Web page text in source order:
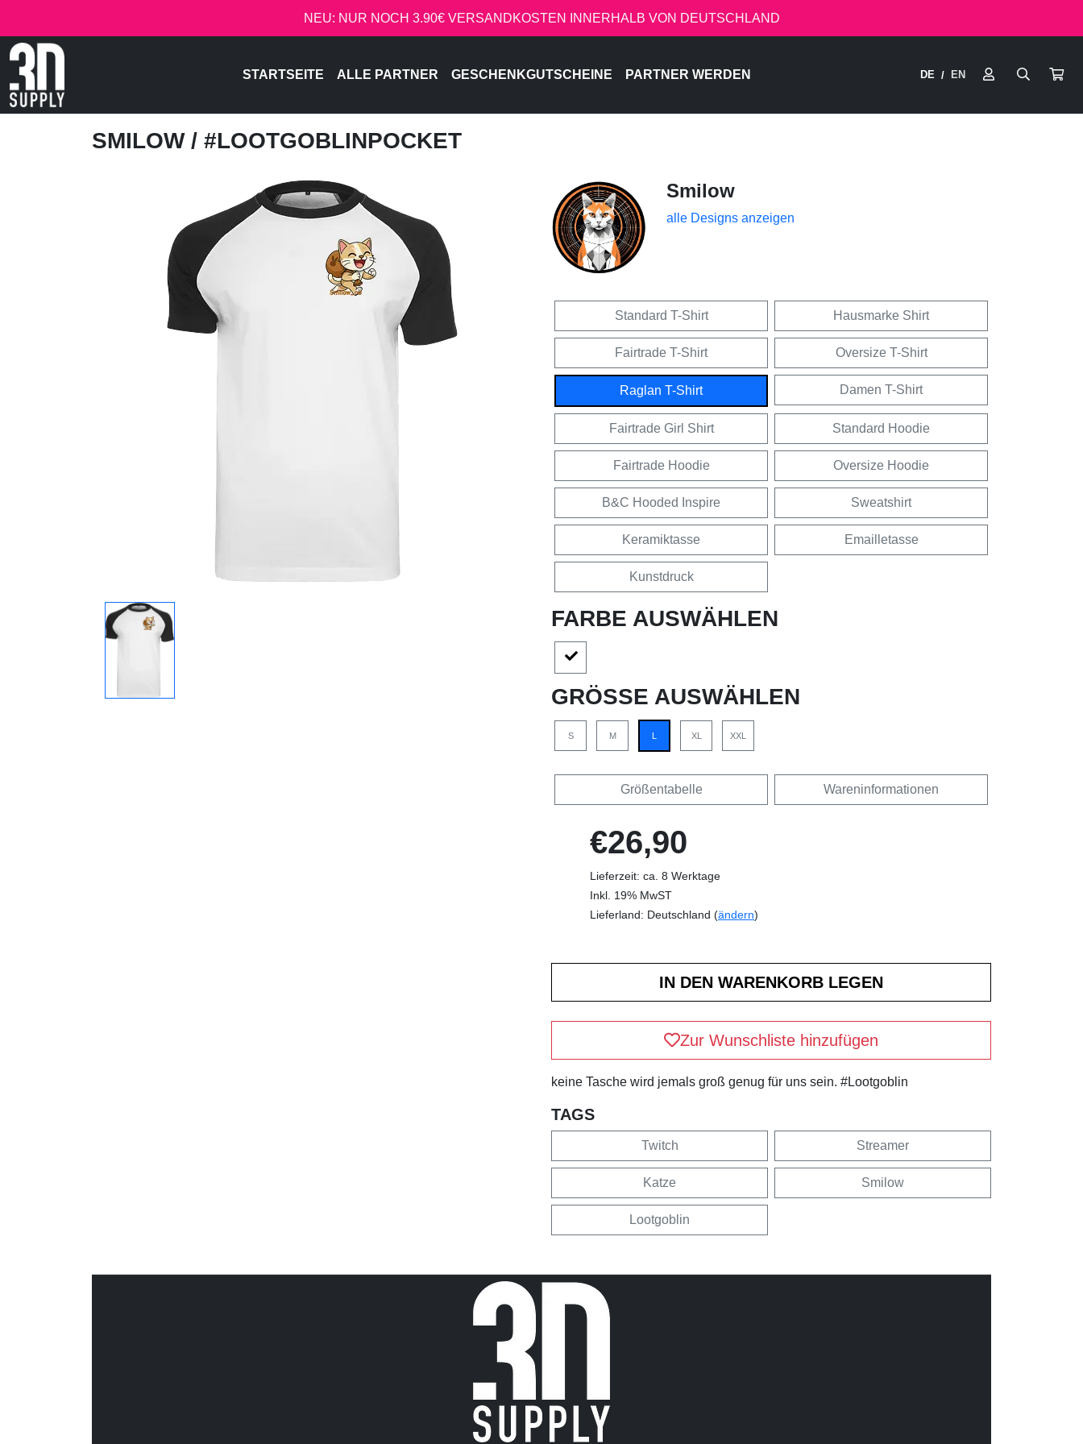
NEU: NUR NOCH 3.90€ VERSANDKOSTEN INNERHALB VON DEUTSCHLAND
STARTSEITE ALLE PARTNER GESCHENKGUTSCHEINE PARTNER WERDEN DE / EN
SMILOW / #LOOTGOBLINPOCKET
Smilow
alle Designs anzeigen
Standard T-Shirt Hausmarke Shirt
Fairtrade T-Shirt Oversize T-Shirt
Raglan T-Shirt Damen T-Shirt
Fairtrade Girl Shirt Standard Hoodie
Fairtrade Hoodie Oversize Hoodie
B&C Hooded Inspire Sweatshirt
Keramiktasse Emailletasse
Kunstdruck
FARBE AUSWÄHLEN
GRÖSSE AUSWÄHLEN
S M XL XXL
Größentabelle Wareninformationen
€26,90
Lieferzeit: ca. 8 Werktage
Inkl. 19% MwST
Lieferland: Deutschland (ändern)
Zur Wunschliste hinzufügen
keine Tasche wird jemals groß genug für uns sein. #Lootgoblin
TAGS
Twitch Streamer
Katze Smilow
Lootgoblin